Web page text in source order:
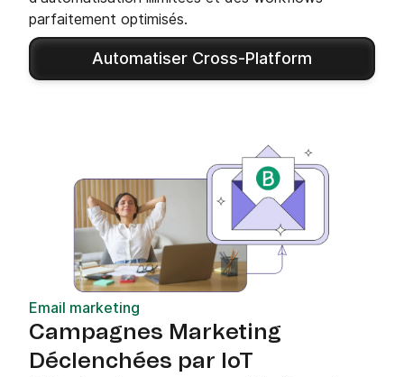
parfaitement optimisés.
Automatiser Cross-Platform
Email marketing
Campagnes Marketing
Déclenchées par IoT